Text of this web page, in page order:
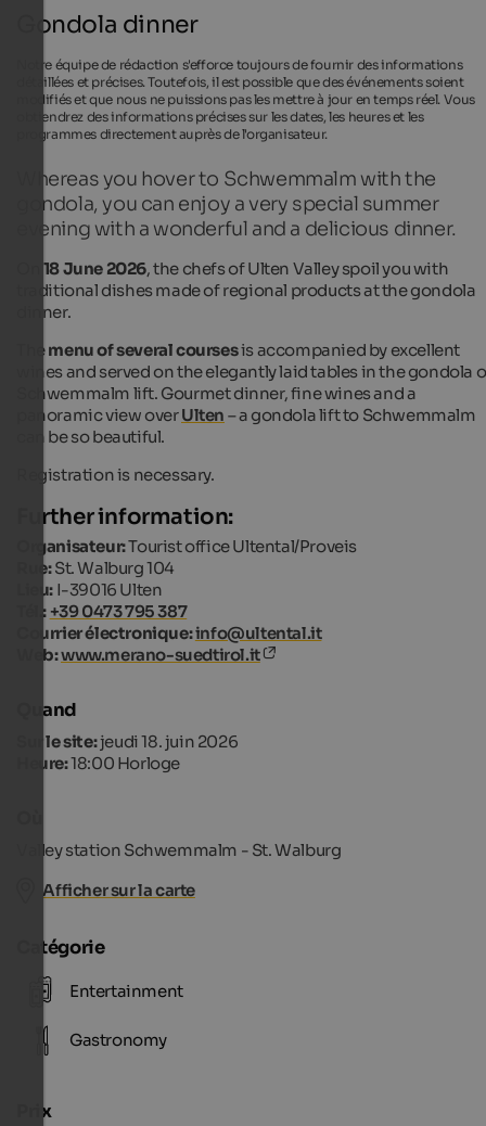
Gondola dinner
Notre équipe de rédaction s'efforce toujours de fournir des informations
détaillées et précises. Toutefois, il est possible que des événements soient
modifiés et que nous ne puissions pas les mettre à jour en temps réel. Vous
obtiendrez des informations précises sur les dates, les heures et les
programmes directement auprès de l'organisateur.
Whereas you hover to Schwemmalm with the
gondola, you can enjoy a very special summer
evening with a wonderful and a delicious dinner.
18 June 2026, the chefs of Ulten Valley spoil you with
traditional dishes made of regional products at the gondola
dinner.
Themenu of several coursesis accompanied by excellent
wines and served on the elegantly laid tables in the gondola
Schwemmalm lift. Gourmet dinner, fine wines and a
panoramic view overUlten – a gondola lift to Schwemmalm
can be so beautiful.
Registration is necessary.
Further information:
Organisateur:Tourist office Ultental/Proveis
Rue:St. Walburg 104
Lieu: I-39016 Ulten
Tél.: +39 0473 795 387
Courrier électronique:info@ultental.it
Web:www.merano-suedtirol.it
Quand
Sur le site:jeudi 18. juin 2026
Heure:18:00 Horloge
Valley station Schwemmalm - St. Walburg
Afficher sur la carte
Catégorie
Entertainment
Gastronomy
Prix